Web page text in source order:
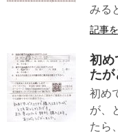
みる
記事
初め
たが
初め
が、
たら